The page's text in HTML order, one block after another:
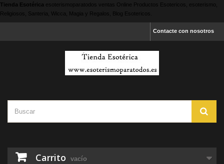
Tienda Esotérica esoterismoparatodos ventas Online Productos Esotericos, esoterismo,
Religiosos, Santeria, Wicca, Magia y Regalos, Blog Esotericos.
Contacte con nosotros
Carrito vacío